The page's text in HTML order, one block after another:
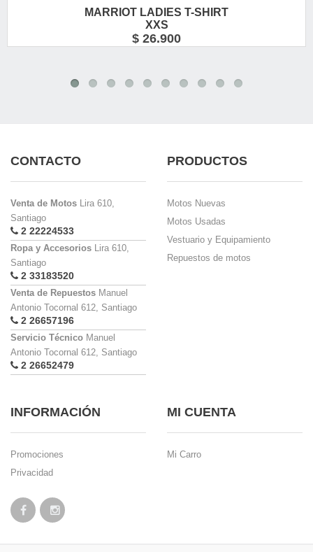
MARRIOT LADIES T-SHIRT
XXS
$ 26.900
CONTACTO
Venta de Motos Lira 610,
Santiago
2 22224533
Ropa y Accesorios Lira 610,
Santiago
2 33183520
Venta de Repuestos Manuel
Antonio Tocornal 612, Santiago
2 26657196
Servicio Técnico Manuel
Antonio Tocornal 612, Santiago
2 26652479
PRODUCTOS
Motos Nuevas
Motos Usadas
Vestuario y Equipamiento
Repuestos de motos
INFORMACIÓN
Promociones
Privacidad
MI CUENTA
Mi Carro